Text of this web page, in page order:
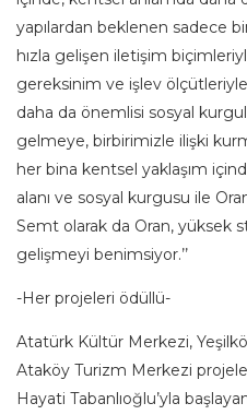
yapılardan beklenen sadece
hızla gelişen iletişim
gereksinim ve işlev
daha da önemlisi sosyal
gelmeye, birbirimizle ilişki
her bina kentsel yaklaşım
alanı ve sosyal kurgusu ile
Semt olarak da Oran, yüksek
gelişmeyi benimsiyor.’’
-Her projeleri ödüllü-
Atatürk Kültür Merkezi,
Ataköy Turizm Merkezi
Hayati Tabanlıoğlu’yla